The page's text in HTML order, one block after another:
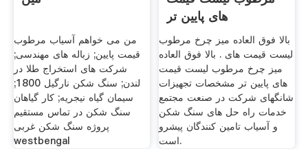
من می خواهم آسیاب مرطوب
قیمت پایین; زباله های مهندسی;
شرکت های استخراج طلا در
لندن; سنگ شکن نارگیل 1800;
سیمان گیاه نیجریه; کار گیاهان
سنگ شکن در تماس مستقیم
پروژه سنگ شکن غربی
westbengal
های پایین تر
بالا فوق العاده میز چرخ مرطوب
لیست قیمت های . بالا فوق العاده
میز چرخ مرطوب لیست قیمت
های پایین تر مشخصات تجهیزات
شانگهای شرکت در صنعت مجتمع
خدمات راه حل های سنگ شکن
و آسیاب تامین کنندگان پیشرو
است.